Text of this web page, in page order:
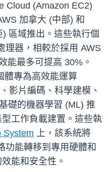
Cloud (Amazon EC2)
加拿大 (中部) 和
區域推出。這些執行個
理器，相較於採用 AWS
能最多可提高 30%。
體專為高效能運算
影片編碼、科學建模、
礎的機器學習 (ML) 推
工作負載建置。這些執
System 上，該系統將
功能轉移到專用硬體和
能和安全性。